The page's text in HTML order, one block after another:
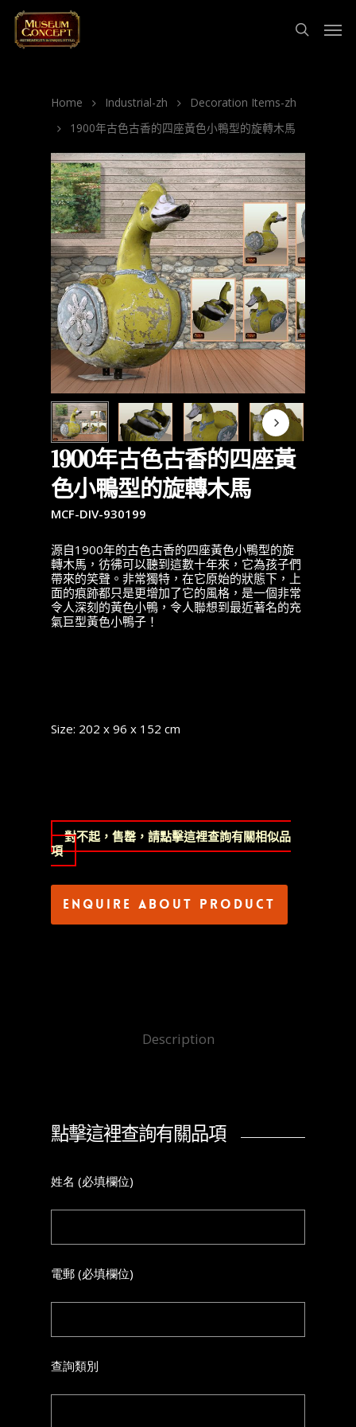
Home Industrial-zh
Decoration Items-zh
1900年古色古香的四座黃色小鴨型的旋轉木馬
1900年古色古香的四座黃
色小鴨型的旋轉木馬
MCF-DIV-930199
源自1900年的古色古香的四座黃色小鴨型的旋
轉木馬，彷彿可以聽到這數十年來，它為孩子們
帶來的笑聲。非常獨特，在它原始的狀態下，上
面的痕跡都只是更增加了它的風格，是一個非常
令人深刻的黃色小鴨，令人聯想到最近著名的充
氣巨型黃色小鴨子！
Size: 202 x 96 x 152 cm
對不起，售罄，請點擊這裡查詢有關相似品
項
Enquire about product
Description
點擊這裡查詢有關品項
姓名 (必填欄位)
電郵 (必填欄位)
查詢類別